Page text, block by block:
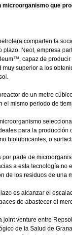
microorganismo que
comparten la
plazo. Neol, empresa
capaz de
superior a los
de un metro
el mismo periodo de
para la
biolubricantes, o
parte de
a esta tecnología
de los residuos de una
es alcanzar el
de abastecer el
joint venture entre
de la Salud de